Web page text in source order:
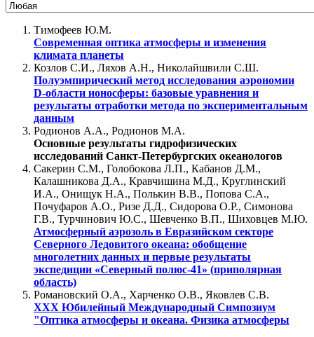
Тимофеев Ю.М.
Современная оптика атмосферы и изменения
климата планеты
Козлов С.И., Ляхов А.Н., Николайшвили С.Ш.
Полуэмпирический метод исследования аэрономии
D-области ионосферы: базовые уравнения и
результаты отработки метода по экспериментальным
данным
Родионов А.А., Родионов М.А.
Основные результаты гидрофизических
исследований Санкт-Петербургских океанологов
Сакерин С.М., Голобокова Л.П., Кабанов Д.М.,
Калашникова Д.А., Кравчишина М.Д., Круглинский
И.А., Онищук Н.А., Полькин В.В., Попова С.А.,
Почуфаров А.О., Ризе Д.Д., Сидорова О.Р., Симонова
Г.В., Турчинович Ю.С., Шевченко В.П., Шиховцев М.Ю.
Атмосферный аэрозоль в Евразийском секторе
Северного Ледовитого океана: обобщение
многолетних данных и первые результаты
экспедиции «Северный полюс-41» (приполярная
область)
Романовский О.А., Харченко О.В., Яковлев С.В.
XХХ Юбилейный Международный Симпозиум
"Оптика атмосферы и океана. Физика атмосферы